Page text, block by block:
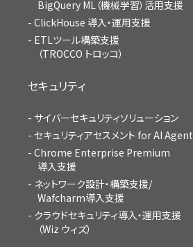
BigQuery ML（機械学習）活用支援
ClickHouse 導入・運用支援
ETLツール構築支援
（TROCCO トロッコ）
セキュリティ
サイバーセキュリティソリューション
セキュリティアセスメント for AI Agent
Chrome Enterprise Premium
導入支援
ネットワーク設計・構築支援/
Wafcharm導入支援
クラウドセキュリティ導入・運用支援
（Wiz ウィズ）